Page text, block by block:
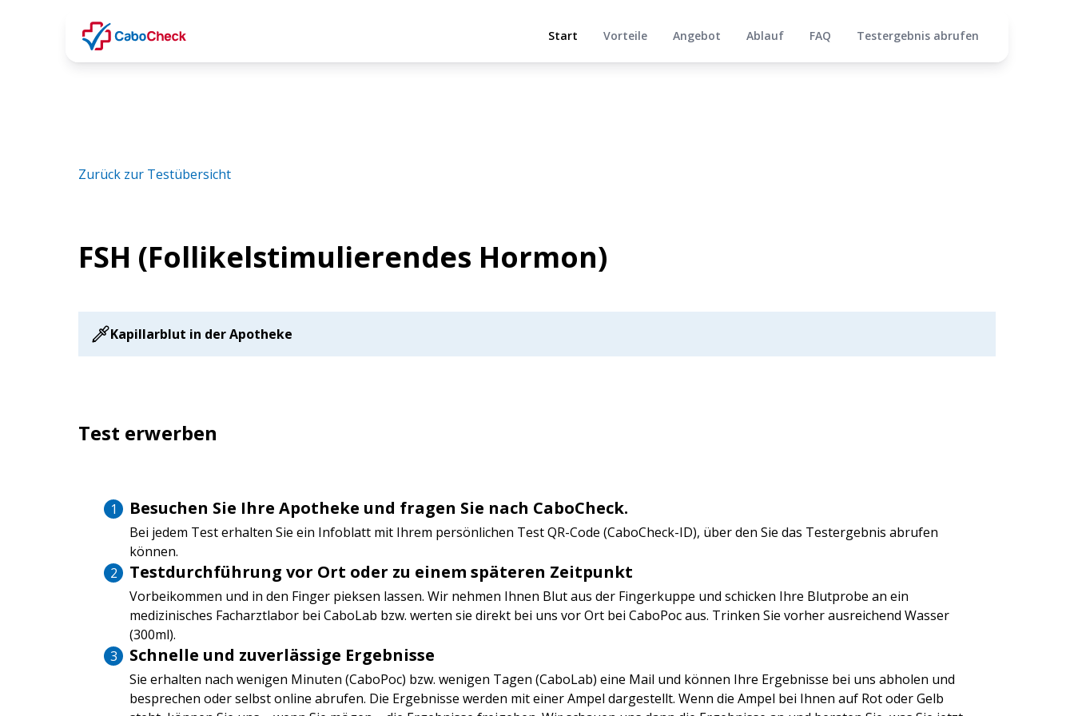
Start Vorteile Angebot Ablauf FAQ Testergebnis abrufen
Zurück zur Testübersicht
FSH (Follikelstimulierendes Hormon)
Kapillarblut in der Apotheke
Test erwerben
Besuchen Sie Ihre Apotheke und fragen Sie nach CaboCheck.
Bei jedem Test erhalten Sie ein Infoblatt mit Ihrem persönlichen Test QR-Code (CaboCheck-ID), über den Sie das Testergebnis abrufen
können.
Testdurchführung vor Ort oder zu einem späteren Zeitpunkt
Vorbeikommen und in den Finger pieksen lassen. Wir nehmen Ihnen Blut aus der Fingerkuppe und schicken Ihre Blutprobe an ein
medizinisches Facharztlabor bei CaboLab bzw. werten sie direkt bei uns vor Ort bei CaboPoc aus. Trinken Sie vorher ausreichend Wasser
(300ml).
Schnelle und zuverlässige Ergebnisse
Sie erhalten nach wenigen Minuten (CaboPoc) bzw. wenigen Tagen (CaboLab) eine Mail und können Ihre Ergebnisse bei uns abholen und
besprechen oder selbst online abrufen. Die Ergebnisse werden mit einer Ampel dargestellt. Wenn die Ampel bei Ihnen auf Rot oder Gelb